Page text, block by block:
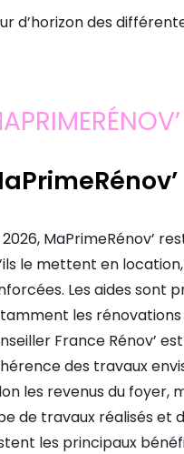
d’horizon des
2026, MaPrimeRénov’
le mettent en
Les aides sont
les rénovations
France Rénov’
des travaux
les revenus du foyer,
de travaux réalisés et
les principaux